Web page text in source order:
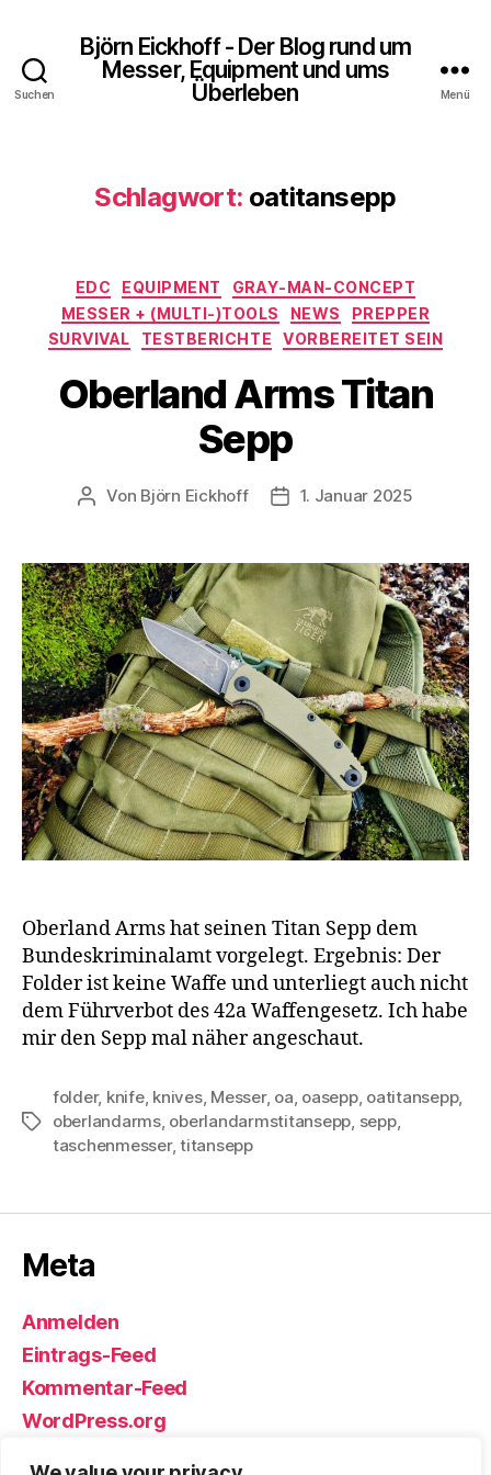
Suchen
Björn Eickhoff - Der Blog rund um
Messer, Equipment und ums
Überleben
Menü
Schlagwort: oatitansepp
Kategorien
EDC EQUIPMENT
GRAY-MAN-CONCEPT
MESSER + (MULTI-)TOOLS
NEWS
PREPPER
SURVIVAL
TESTBERICHTE VORBEREITET SEIN
Oberland Arms Titan
Sepp
Beitragsautor
Von Björn Eickhoff Veröffentlichungsdatum
1. Januar 2025
Oberland Arms hat seinen Titan Sepp dem
Bundeskriminalamt vorgelegt. Ergebnis: Der
Folder ist keine Waffe und unterliegt auch nicht
dem Führverbot des 42a Waffengesetz. Ich habe
mir den Sepp mal näher angeschaut.
Schlagwörter
folder, knife, knives, Messer, oa, oasepp, oatitansepp,
oberlandarms, oberlandarmstitansepp, sepp,
taschenmesser,titansepp
Meta
Anmelden
Eintrags-Feed
Kommentar-Feed
WordPress.org